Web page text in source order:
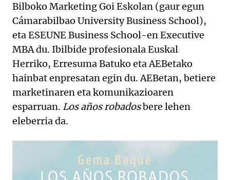
Bilboko Marketing Goi Eskolan (gaur egun
Cámarabilbao University Business School),
eta ESEUNE Business School-en Executive
MBA du. Ibilbide profesionala Euskal
Herriko, Erresuma Batuko eta AEBetako
hainbat enpresatan egin du. AEBetan, betiere
marketinaren eta komunikazioaren
esparruan. Los años robadosbere lehen
eleberria da.